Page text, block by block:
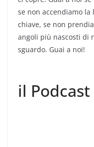
se non accendiamo
chiave, se non
angoli più nascosti di
sguardo. Guai a noi!
il